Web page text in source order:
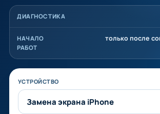
ДИАГНОСТИКА
НАЧАЛО
РАБОТ
только после
Не заполняйте это поле
УСТРОЙСТВО